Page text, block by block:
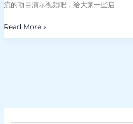
流的项目演示视频吧，给大家一些启
Read More »